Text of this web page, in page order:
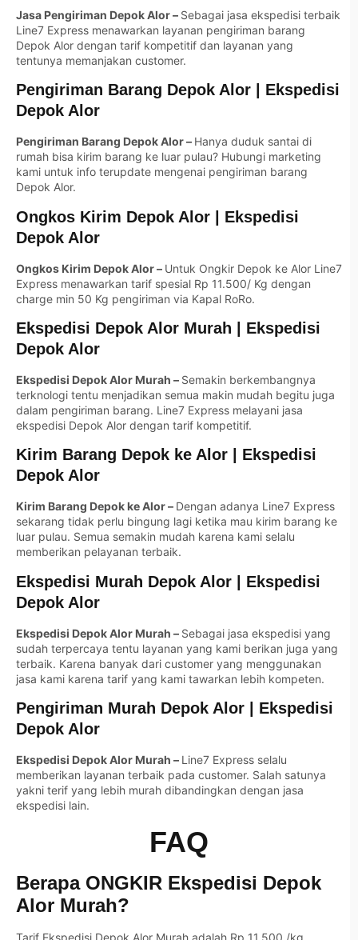
Jasa Pengiriman Depok Alor – Sebagai jasa ekspedisi terbaik
Line7 Express menawarkan layanan pengiriman barang
Depok Alor dengan tarif kompetitif dan layanan yang
tentunya memanjakan customer.
Pengiriman Barang Depok Alor | Ekspedisi
Depok Alor
Pengiriman Barang Depok Alor – Hanya duduk santai di
rumah bisa kirim barang ke luar pulau? Hubungi marketing
kami untuk info terupdate mengenai pengiriman barang
Depok Alor.
Ongkos Kirim Depok Alor | Ekspedisi
Depok Alor
Ongkos Kirim Depok Alor – Untuk Ongkir Depok ke Alor Line7
Express menawarkan tarif spesial Rp 11.500/ Kg dengan
charge min 50 Kg pengiriman via Kapal RoRo.
Ekspedisi Depok Alor Murah | Ekspedisi
Depok Alor
Ekspedisi Depok Alor Murah – Semakin berkembangnya
terknologi tentu menjadikan semua makin mudah begitu juga
dalam pengiriman barang. Line7 Express melayani jasa
ekspedisi Depok Alor dengan tarif kompetitif.
Kirim Barang Depok ke Alor | Ekspedisi
Depok Alor
Kirim Barang Depok ke Alor – Dengan adanya Line7 Express
sekarang tidak perlu bingung lagi ketika mau kirim barang ke
luar pulau. Semua semakin mudah karena kami selalu
memberikan pelayanan terbaik.
Ekspedisi Murah Depok Alor | Ekspedisi
Depok Alor
Ekspedisi Depok Alor Murah – Sebagai jasa ekspedisi yang
sudah terpercaya tentu layanan yang kami berikan juga yang
terbaik. Karena banyak dari customer yang menggunakan
jasa kami karena tarif yang kami tawarkan lebih kompeten.
Pengiriman Murah Depok Alor | Ekspedisi
Depok Alor
Ekspedisi Depok Alor Murah – Line7 Express selalu
memberikan layanan terbaik pada customer. Salah satunya
yakni terif yang lebih murah dibandingkan dengan jasa
ekspedisi lain.
FAQ
Berapa ONGKIR Ekspedisi Depok
Alor Murah?
Tarif Ekspedisi Depok Alor Murah adalah Rp 11.500 /kg